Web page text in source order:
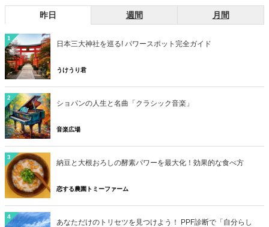
昨日 週間 月間
1
日本三大神社を巡る! パワースポット完全ガイド
うけうり君
2
ショパンの人生と名曲「クラシック音楽」
音楽広場
3
納豆と大根おろしの酵素パワーを最大化！効果的な食べ方
恋する農園トミーファーム
4
あなただけのトリセツを見つけよう！ PPF診断で「自分らし